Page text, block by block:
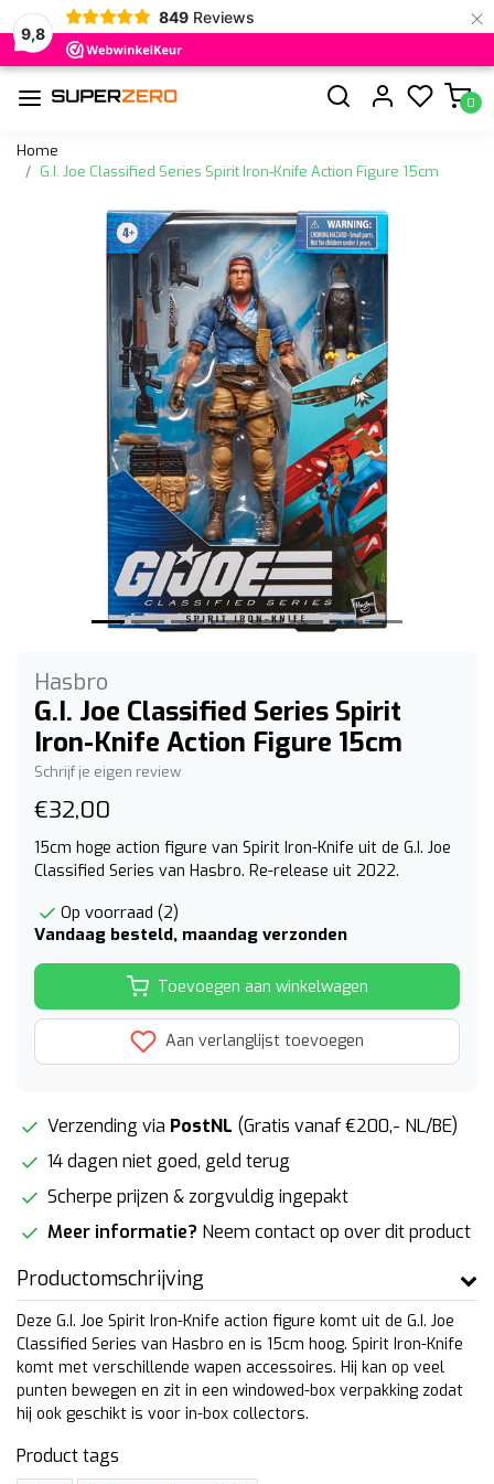
9,8
849 Reviews ×
0
Home
G.I. Joe Classified Series Spirit Iron-Knife Action Figure 15cm
Hasbro
G.I. Joe Classified Series Spirit
Iron-Knife Action Figure 15cm
Schrijf je eigen review
€32,00
15cm hoge action figure van Spirit Iron-Knife uit de G.I. Joe
Classified Series van Hasbro. Re-release uit 2022.
Op voorraad (2)
Vandaag besteld, maandag verzonden
Toevoegen aan winkelwagen
Aan verlanglijst toevoegen
Verzending via PostNL (Gratis vanaf €200,- NL/BE)
14 dagen niet goed, geld terug
Scherpe prijzen & zorgvuldig ingepakt
Meer informatie? Neem contact op over dit product
Productomschrijving
Deze G.I. Joe Spirit Iron-Knife action figure komt uit de G.I. Joe
Classified Series van Hasbro en is 15cm hoog. Spirit Iron-Knife
komt met verschillende wapen accessoires. Hij kan op veel
punten bewegen en zit in een windowed-box verpakking zodat
hij ook geschikt is voor in-box collectors.
Product tags